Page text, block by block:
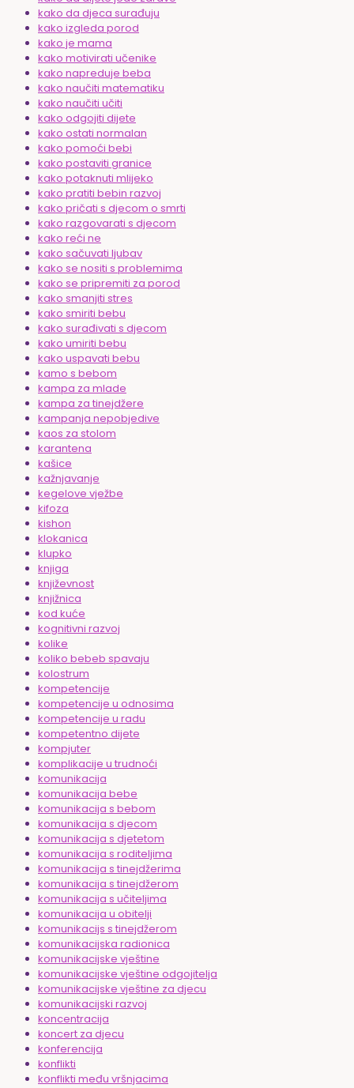
kako da djeca surađuju
kako izgleda porod
kako je mama
kako motivirati učenike
kako napreduje beba
kako naučiti matematiku
kako naučiti učiti
kako odgojiti dijete
kako ostati normalan
kako pomoći bebi
kako postaviti granice
kako potaknuti mlijeko
kako pratiti bebin razvoj
kako pričati s djecom o smrti
kako razgovarati s djecom
kako reći ne
kako sačuvati ljubav
kako se nositi s problemima
kako se pripremiti za porod
kako smanjiti stres
kako smiriti bebu
kako surađivati s djecom
kako umiriti bebu
kako uspavati bebu
kamo s bebom
kampa za mlade
kampa za tinejdžere
kampanja nepobjedive
kaos za stolom
karantena
kašice
kažnjavanje
kegelove vježbe
kifoza
kishon
klokanica
klupko
knjiga
književnost
knjižnica
kod kuće
kognitivni razvoj
kolike
koliko bebeb spavaju
kolostrum
kompetencije
kompetencije u odnosima
kompetencije u radu
kompetentno dijete
kompjuter
komplikacije u trudnoći
komunikacija
komunikacija bebe
komunikacija s bebom
komunikacija s djecom
komunikacija s djetetom
komunikacija s roditeljima
komunikacija s tinejdžerima
komunikacija s tinejdžerom
komunikacija s učiteljima
komunikacija u obitelji
komunikacijs s tinejdžerom
komunikacijska radionica
komunikacijske vještine
komunikacijske vještine odgojitelja
komunikacijske vještine za djecu
komunikacijski razvoj
koncentracija
koncert za djecu
konferencija
konflikti
konflikti među vršnjacima